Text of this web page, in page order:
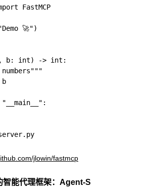
FastMCP
🚀")
b: int) -> int:
b
jlowin/fastmcp
智能代理框架：Agent-S